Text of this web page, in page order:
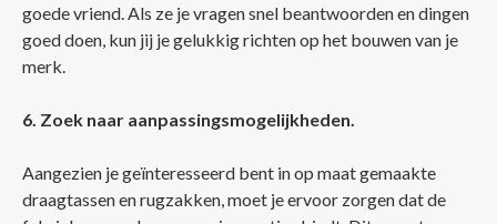
goede vriend. Als ze je vragen snel beantwoorden en dingen
goed doen, kun jij je gelukkig richten op het bouwen van je
merk.
6. Zoek naar aanpassingsmogelijkheden.
Aangezien je geïnteresseerd bent in op maat gemaakte
draagtassen en rugzakken, moet je ervoor zorgen dat de